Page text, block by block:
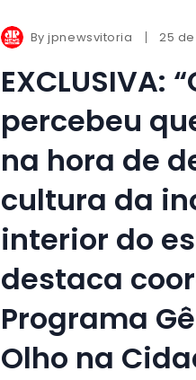
Byjpnewsvitoria 25
EXCLUSIVA:
percebeu
na hora de
cultura da
interior do
destaca
Programa
Olho na